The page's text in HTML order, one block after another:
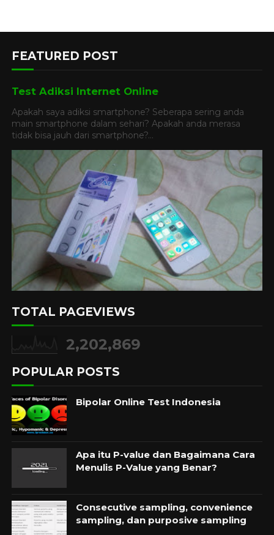
FEATURED POST
Test Adiksi Internet Online
Apakah saya adiksi smartphone? Seberapa sering anda
main smartphone dalam sehari? Apakah anda merasa
tidak bisa jauh dari smartphone?...
TOTAL PAGEVIEWS
2,202,869
POPULAR POSTS
Bipolar Online Test Indonesia
Apa itu P-value dan Bagaimana Cara
Menulis P-Value yang Benar?
Consecutive sampling, convenience
sampling, dan purposive sampling